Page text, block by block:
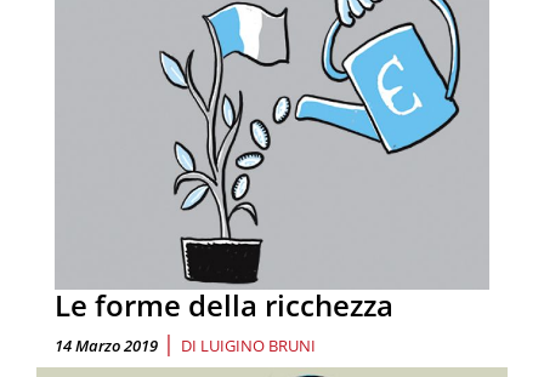
Le forme della ricchezza
14 Marzo 2019 | DI LUIGINO BRUNI